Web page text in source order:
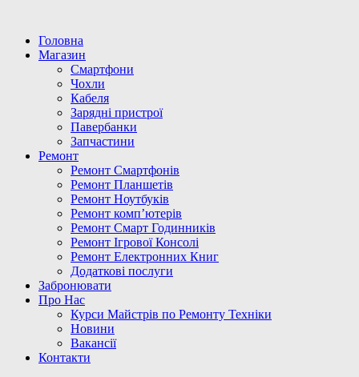
Головна
Магазин
Смартфони
Чохли
Кабеля
Зарядні пристрої
Павербанки
Запчастини
Ремонт
Ремонт Смартфонів
Ремонт Планшетів
Ремонт Ноутбуків
Ремонт комп’ютерів
Ремонт Смарт Годинників
Ремонт Ігрової Консолі
Ремонт Електронних Книг
Додаткові послуги
Забронювати
Про Нас
Курси Майстрів по Ремонту Техніки
Новини
Вакансії
Контакти